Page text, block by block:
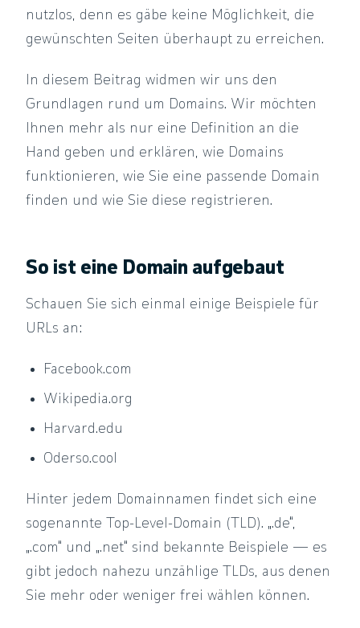
nutzlos, denn es gäbe keine Möglichkeit, die
gewünschten Seiten überhaupt zu erreichen.
In diesem Beitrag widmen wir uns den
Grundlagen rund um Domains. Wir möchten
Ihnen mehr als nur eine Definition an die
Hand geben und erklären, wie Domains
funktionieren, wie Sie eine passende Domain
finden und wie Sie diese registrieren.
So ist eine Domain aufgebaut
Schauen Sie sich einmal einige Beispiele für
URLs an:
Facebook.com
Wikipedia.org
Harvard.edu
Oderso.cool
Hinter jedem Domainnamen findet sich eine
sogenannte Top-Level-Domain (TLD). „.de“,
„.com“ und „.net“ sind bekannte Beispiele — es
gibt jedoch nahezu unzählige TLDs, aus denen
Sie mehr oder weniger frei wählen können.